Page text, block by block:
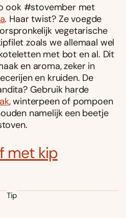
ook #stovember met
. Haar twist? Ze voegde
vegetarische
zoals we allemaal wel
met bot en al. Dit
en aroma, zeker in
en kruiden. De
Gebruik harde
, winterpeen of pompoen
namelijk een beetje
met kip
Tip